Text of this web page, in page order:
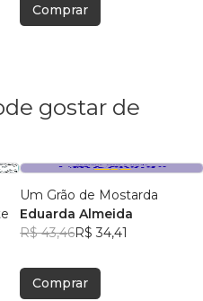
Comprar
gostar de
Um Grão de Mostarda
Eduarda Almeida
R$ 43,46R$ 34,41
Comprar